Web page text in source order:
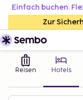
Einfach buchen.
Zur
Reisen Hotels